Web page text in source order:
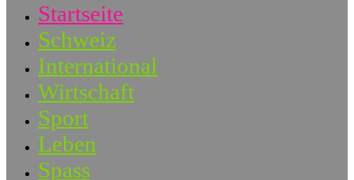
Startseite
Schweiz
International
Wirtschaft
Sport
Leben
Spass